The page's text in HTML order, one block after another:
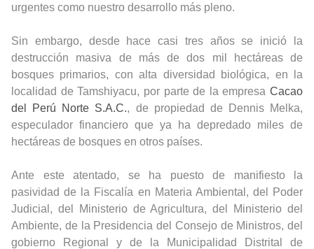
urgentes como nuestro desarrollo más pleno.
Sin embargo, desde hace casi tres años se inició la
destrucción masiva de más de dos mil hectáreas de
bosques primarios, con alta diversidad biológica, en la
localidad de Tamshiyacu, por parte de la empresa Cacao
del Perú Norte S.A.C., de propiedad de Dennis Melka,
especulador financiero que ya ha depredado miles de
hectáreas de bosques en otros países.
Ante este atentado, se ha puesto de manifiesto la
pasividad de la Fiscalía en Materia Ambiental, del Poder
Judicial, del Ministerio de Agricultura, del Ministerio del
Ambiente, de la Presidencia del Consejo de Ministros, del
gobierno Regional y de la Municipalidad Distrital de